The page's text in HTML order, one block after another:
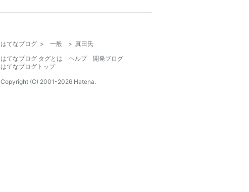
はてなブログ > 一般 > 真田氏
はてなブログ タグとは
ヘルプ
開発ブログ
はてなブログトップ
Copyright (C) 2001-2026 Hatena.